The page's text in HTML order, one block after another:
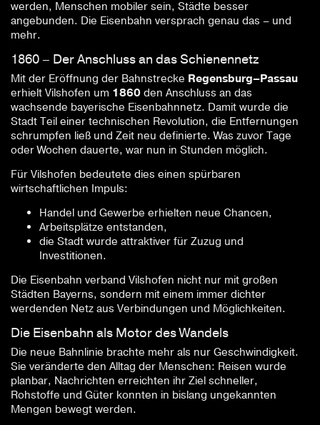
werden, Menschen mobiler sein, Städte besser
angebunden. Die Eisenbahn versprach genau das – und
mehr.
1860 – Der Anschluss an das Schienennetz
Mit der Eröffnung der Bahnstrecke Regensburg–Passau
erhielt Vilshofen um 1860 den Anschluss an das
wachsende bayerische Eisenbahnnetz. Damit wurde die
Stadt Teil einer technischen Revolution, die Entfernungen
schrumpfen ließ und Zeit neu definierte. Was zuvor Tage
oder Wochen dauerte, war nun in Stunden möglich.
Für Vilshofen bedeutete dies einen spürbaren
wirtschaftlichen Impuls:
Handel und Gewerbe erhielten neue Chancen,
Arbeitsplätze entstanden,
die Stadt wurde attraktiver für Zuzug und
Investitionen.
Die Eisenbahn verband Vilshofen nicht nur mit großen
Städten Bayerns, sondern mit einem immer dichter
werdenden Netz aus Verbindungen und Möglichkeiten.
Die Eisenbahn als Motor des Wandels
Die neue Bahnlinie brachte mehr als nur Geschwindigkeit.
Sie veränderte den Alltag der Menschen: Reisen wurde
planbar, Nachrichten erreichten ihr Ziel schneller,
Rohstoffe und Güter konnten in bislang ungekannten
Mengen bewegt werden.